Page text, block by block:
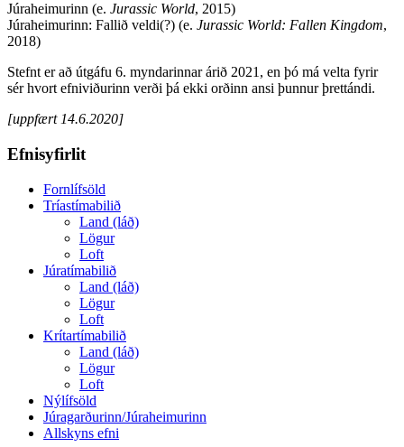
Júraheimurinn (e. Jurassic World, 2015)
Júraheimurinn: Fallið veldi(?) (e. Jurassic World: Fallen Kingdom,
2018)
Stefnt er að útgáfu 6. myndarinnar árið 2021, en þó má velta fyrir
sér hvort efniviðurinn verði þá ekki orðinn ansi þunnur þrettándi.
[uppfært 14.6.2020]
Efnisyfirlit
Fornlífsöld
Tríastímabilið
Land (láð)
Lögur
Loft
Júratímabilið
Land (láð)
Lögur
Loft
Krítartímabilið
Land (láð)
Lögur
Loft
Nýlífsöld
Júragarðurinn/Júraheimurinn
Allskyns efni